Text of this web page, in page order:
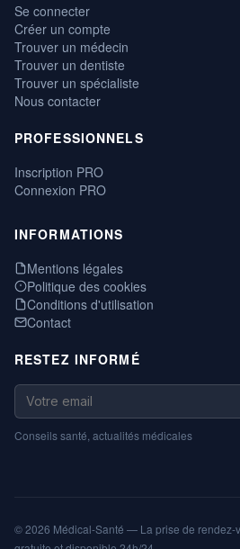
Se connecter
Créer un compte
Trouver un médecin
Trouver un dentiste
Trouver un spécialiste
Nous contacter
PROFESSIONNELS
Inscription PRO
Connexion PRO
INFORMATIONS
Mentions légales
Politique des cookies
Conditions d'utilisation
Contact
RESTEZ INFORMÉ
Conseils santé, actualités médicales
© 2026 Médical-Santé — La prise de rendez-